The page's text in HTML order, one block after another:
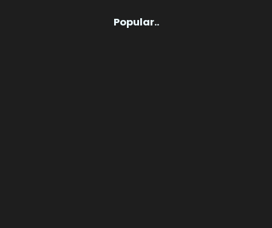
Popular..